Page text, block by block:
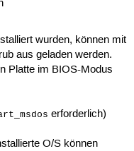
wurden, können mit
aus geladen werden.
Platte im BIOS-Modus
erforderlich)
O/S können